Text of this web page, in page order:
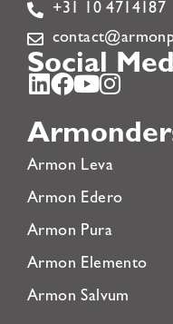
+31 10 4714187
Social
Armon Leva
Armon Edero
Armon Pura
Armon Elemento
Armon Salvum